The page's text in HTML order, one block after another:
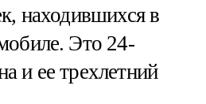
находившихся в
Это 24-
и ее трехлетний